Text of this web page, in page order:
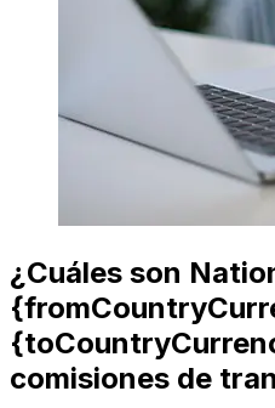
¿Cuáles son
comisiones de